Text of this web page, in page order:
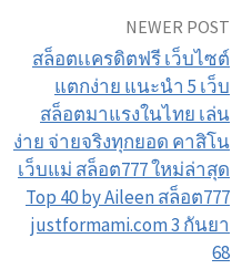
NEWER POST
สล็อตเเครดิตฟรี เว็บไซต์
แตกง่าย แนะนำ 5 เว็บ
สล็อตมาแรงในไทย เล่น
ง่าย จ่ายจริงทุกยอด คาสิโน
เว็บแม่ สล็อต777 ใหม่ล่าสุด
Top 40 by Aileen สล็อต777
justformami.com 3 กันยา
68